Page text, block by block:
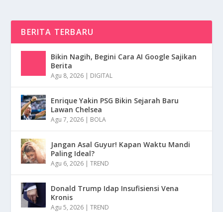
BERITA TERBARU
Bikin Nagih, Begini Cara AI Google Sajikan
Berita
Agu 8, 2026 | DIGITAL
Enrique Yakin PSG Bikin Sejarah Baru
Lawan Chelsea
Agu 7, 2026 | BOLA
Jangan Asal Guyur! Kapan Waktu Mandi
Paling Ideal?
Agu 6, 2026 |TREND
Donald Trump Idap Insufisiensi Vena
Kronis
Agu 5, 2026 |TREND